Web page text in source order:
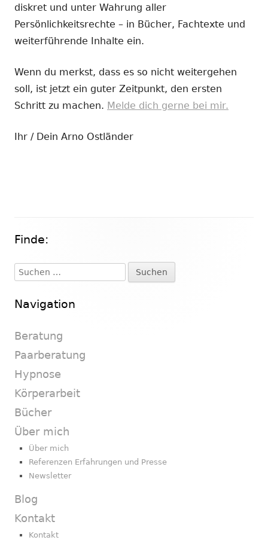
öffnen
diskret und unter Wahrung aller
Persönlichkeitsrechte – in Bücher, Fachtexte und
weiterführende Inhalte ein.
Wenn du merkst, dass es so nicht weitergehen
soll, ist jetzt ein guter Zeitpunkt, den ersten
Schritt zu machen. Melde dich gerne bei mir.
Ihr / Dein Arno Ostländer
Haupt-
Seitenleiste
Finde:
Suchen
nach:
Navigation
Beratung
Paarberatung
Hypnose
Körperarbeit
Bücher
Über mich
Über mich
Referenzen Erfahrungen und Presse
Newsletter
Blog
Kontakt
Kontakt